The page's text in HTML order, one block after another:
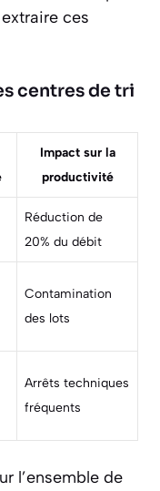
ces
centres de tri
Impact sur la
productivité
Réduction de
20% du débit
Contamination
des lots
Arrêts techniques
fréquents
l’ensemble de